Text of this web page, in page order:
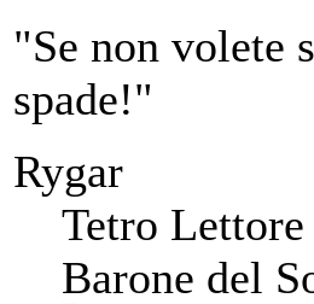
"Se non volete
spade!"
Rygar
Tetro
Barone del